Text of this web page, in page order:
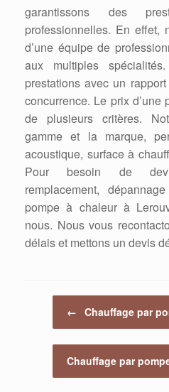
garantissons des
professionnelles. En effet,
d’une équipe de
aux multiples
prestations avec un
concurrence. Le prix d’une
de plusieurs critères.
gamme et la marque,
acoustique, surface à
Pour besoin de
remplacement,
pompe à chaleur à
nous. Nous vous
délais et mettons un devis
← Chauffage par
Chauffage par